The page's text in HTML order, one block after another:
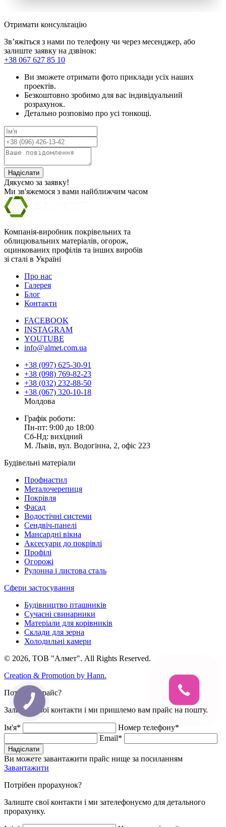
Отримати консультацію
Зв’яжіться з нами по телефону чи через месенджер, або
залиште заявку на дзвінок:
+38 067 627 85 10
Ви зможете отримати фото приклади усіх наших
проектів.
Безкоштовно зробимо для вас індивідуальний
розрахунок.
Детально розповімо про усі тонкощі.
Надіслати
Дякуємо за заявку!
Ми зв'яжемося з вами найближчим часом
Компанія-виробник покрівельних та
облицювальних матеріалів, огорож,
оцинкованих профілів та інших виробів
зі сталі в Україні
Про нас
Галерея
Блог
Контакти
FACEBOOK
INSTAGRAM
YOUTUBE
info@almet.com.ua
+38 (097) 625-30-91
+38 (098) 769-82-23
+38 (032) 232-88-50
+38 (067) 320-10-18
Молдова
Графік роботи:
Пн-пт: 9:00 до 18:00
Сб-Нд: вихідний
М. Львів, вул. Водогінна, 2, офіс 223
Будівельні матеріали
Профнастил
Металочерепиця
Покрівля
Фасад
Водостічні системи
Сендвіч-панелі
Мансардні вікна
Аксесуари до покрівлі
Профілі
Огорожі
Рулонна і листова сталь
Сфери застосування
Будівництво пташників
Сучасні свинарники
Матеріали для корівників
Склади для зерна
Холодильні камери
© 2026, ТОВ "Алмет". All Rights Reserved.
Creation & Promotion by Hann.
Потрібен прайс?
Залиште свої контакти і ми пришлемо вам прайс на пошту.
Ім'я*
Номер телефону*
Email*
Надіслати
Ви можете завантажити прайс нище за посиланням
Завантажити
Потрібен прорахунок?
Залиште свої контакти і ми зателефонуємо для детального
прорахунку.